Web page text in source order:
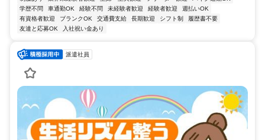
学歴不問
車通勤OK 経験不問 未経験者歓迎 経験者歓迎
週払いOK
有資格者歓迎
ブランクOK 交通費支給 長期歓迎 シフト制
履歴書不要
友達と応募OK
入社祝い金あり
派遣社員